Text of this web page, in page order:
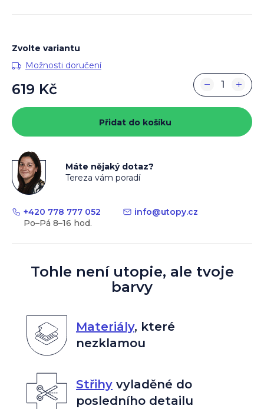
Zvolte variantu
Možnosti doručení
619 Kč
cena:
+
−
Přidat do košíku
Máte nějaký dotaz?
Tereza vám poradí
+420 778 777 052 info@utopy.cz
Tohle není utopie, ale tvoje
barvy
Materiály, které
nezklamou
Střihyvyladěné do
posledního detailu